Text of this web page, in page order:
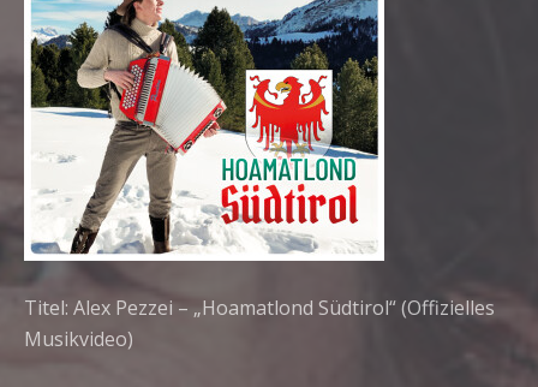
Titel: Alex Pezzei – „Hoamatlond Südtirol“ (Offizielles
Musikvideo)